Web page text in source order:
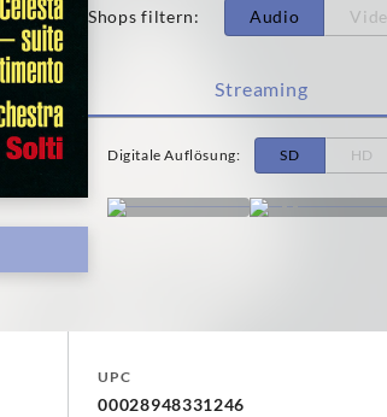
Shops filtern: Audio
Streaming
Digitale Auflösung: SD HD
UPC
00028948331246